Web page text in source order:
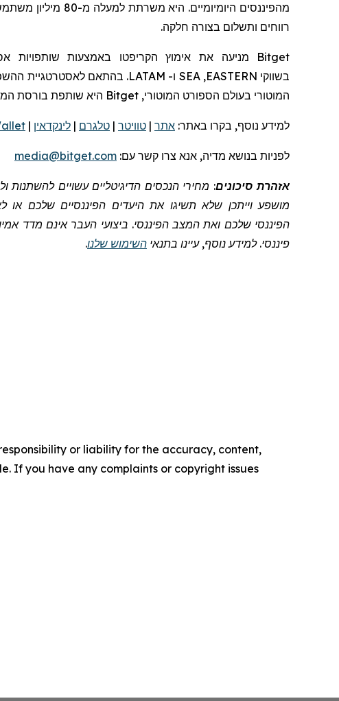
מהפיננסים היומיומיים. היא משרתת למעלה מ-80 מיליון משתמשים, ומגשרת בין נתיבי הבלוקצ'יין לבין פיננסים בעולם האמיתי
רווחים ותשלום בצורה חלקה.
Bitget מניעה את אימוץ הקריפטו באמצעות שותפויות
בשווקי EASTERN
,
SEA ו- LATAM
. בהתאם לאסטרטגיית
המוטורי בעולם הספורט המוטורי, Bitget היא שותפת בורסת
למידע נוסף, בקרו באתר: אתר | טוויטר | טלגרם | לינקדאין |
לפניות בנושא מדיה, אנא צרו קשר עם: media@bitget.com
אזהרת סיכונים: מחירי הנכסים הדיגיטליים עשויים
מושפע וייתכן שלא תשיגו את היעדים הפיננסיים שלכם
הפיננסי שלכם ואת המצב הפיננסי. ביצועי העבר אינם מדד אמין
פיננסי. למידע נוסף, עיינו בתנאי השימוש שלנו.
or liability for the accuracy, content,
If you have any complaints or copyright issues